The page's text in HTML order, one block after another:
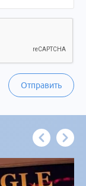
Отправить